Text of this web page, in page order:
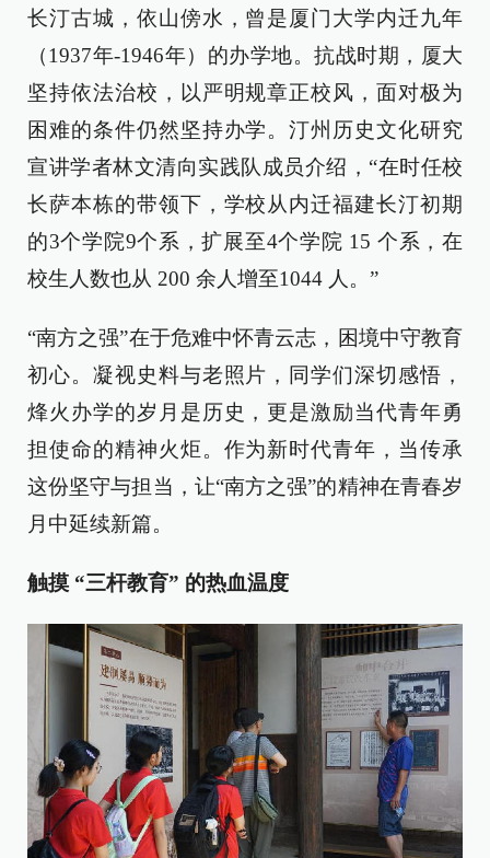
长汀古城，依山傍水，曾是厦门大学内迁九年
（1937年-1946年）的办学地。抗战时期，厦大
坚持依法治校，以严明规章正校风，面对极为
困难的条件仍然坚持办学。汀州历史文化研究
宣讲学者林文清向实践队成员介绍，“在时任校
长萨本栋的带领下，学校从内迁福建长汀初期
的3个学院9个系，扩展至4个学院 15 个系，在
校生人数也从 200 余人增至1044 人。”
“南方之强”在于危难中怀青云志，困境中守教育
初心。凝视史料与老照片，同学们深切感悟，
烽火办学的岁月是历史，更是激励当代青年勇
担使命的精神火炬。作为新时代青年，当传承
这份坚守与担当，让“南方之强”的精神在青春岁
月中延续新篇。
触摸 “三杆教育” 的热血温度